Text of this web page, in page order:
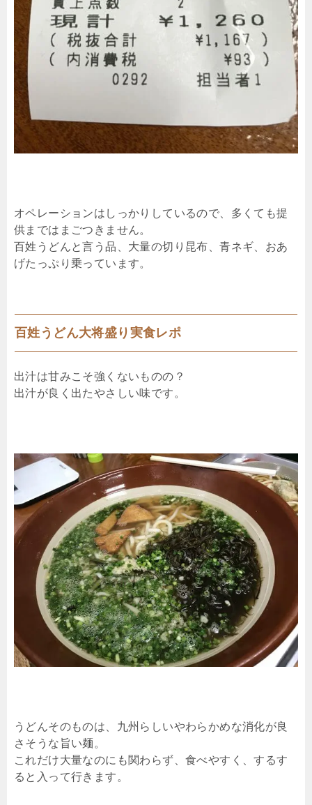
オペレーションはしっかりしているので、多くても提
供まではまごつきません。
百姓うどんと言う品、大量の切り昆布、青ネギ、おあ
げたっぷり乗っています。
百姓うどん大将盛り実食レポ
出汁は甘みこそ強くないものの？
出汁が良く出たやさしい味です。
うどんそのものは、九州らしいやわらかめな消化が良
さそうな旨い麺。
これだけ大量なのにも関わらず、食べやすく、するす
ると入って行きます。